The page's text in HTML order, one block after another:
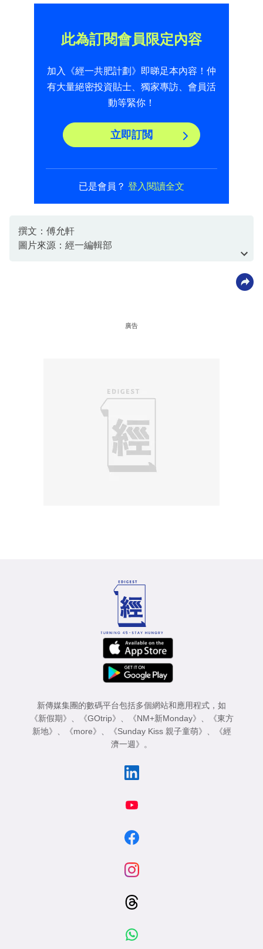
此為訂閱會員限定內容
加入《經一共肥計劃》即睇足本內容！仲
有大量絕密投資貼士、獨家專訪、會員活
動等緊你！
立即訂閲
已是會員？ 登入閱讀全文
撰文：傅允軒
圖片來源：經一編輯部
廣告
新傳媒集團的數碼平台包括多個網站和應用程式，如
《新假期》
《GOtrip》 《NM+新Monday》
《東方
新地》
《more》 《Sunday Kiss 親子童萌》
《經
濟一週》
。